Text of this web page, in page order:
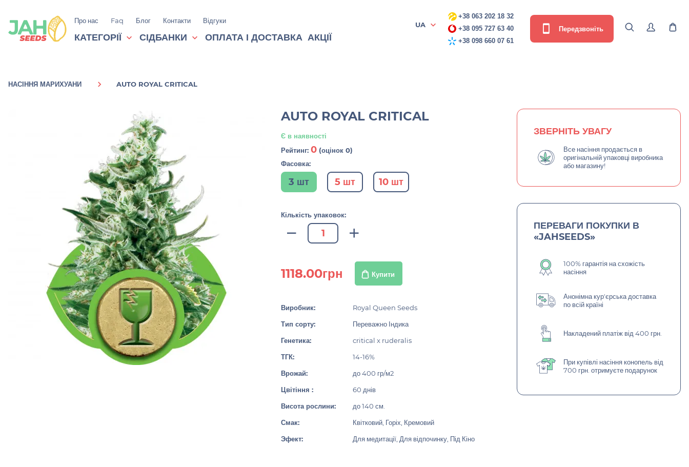
Про нас Faq Блог Контакти Відгуки
КАТЕГОРІЇ СІДБАНКИ ОПЛАТА І ДОСТАВКА АКЦІЇ
UA
+38 063 202 18 32
+38 095 727 63 40
+38 098 660 07 61
Передзвоніть
НАСІННЯ МАРИХУАНИ AUTO ROYAL CRITICAL
AUTO ROYAL CRITICAL
Є в наявності
Рейтинг: 0 (оцінок 0)
Фасовка:
3 шт 5 шт 10 шт
Кількість упаковок:
1118.00грн Купити
Виробник:
Royal Queen Seeds
Тип сорту:
Переважно Індика
Генетика:
critical x ruderalis
ТГК:
14-16%
Врожай:
до 400 гр/м2
Цвітіння :
60 днів
Висота рослини:
до 140 см.
Смак:
Квітковий, Горіх, Кремовий
Эфект:
Для медитації, Для відпочинку, Під Кіно
ЗВЕРНІТЬ УВАГУ
Все насіння продається в
оригінальній упаковці виробника
або магазину!
ПЕРЕВАГИ ПОКУПКИ В
«JAHSEEDS»
100% гарантія на схожість
насіння
Анонімна кур'єрська доставка
по всій країні
Накладений платіж від 400 грн.
При купівлі насіння конопель від
700 грн. отримуєте подарунок